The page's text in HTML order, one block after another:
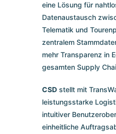
eine Lösung für
Datenaustausch
Telematik und
zentralem
mehr Transparenz in
gesamten Supply
CSD stellt mit
leistungsstarke
intuitiver
einheitliche